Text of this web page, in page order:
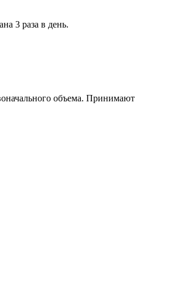
3 раза в день.
объема. Принимают